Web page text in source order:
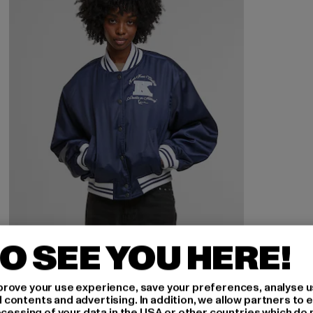
KARL KANI
Signature Bowling Jacket
SEE YOU HERE!
your use experience, save your preferences, analyse
and advertising. In addition, we allow partners to